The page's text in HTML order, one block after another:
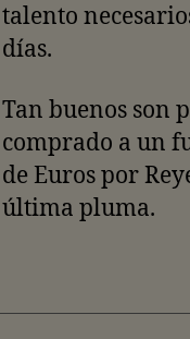
talento
días.
Tan buenos son
comprado a un
de Euros por
última pluma.